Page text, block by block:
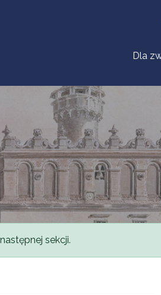
Dla
sekcji.